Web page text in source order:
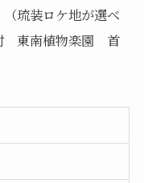
装ロケ地が選べ
東南植物楽園 首